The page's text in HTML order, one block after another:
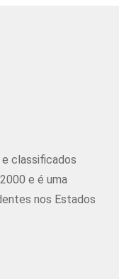
e classificados
e é uma
nos Estados